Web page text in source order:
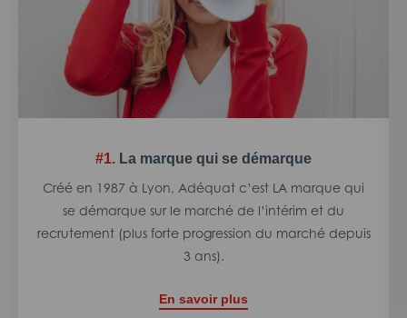
#1. La marque qui se démarque
Créé en 1987 à Lyon, Adéquat c’est LA marque qui
se démarque sur le marché de l’intérim et du
recrutement (plus forte progression du marché depuis
3 ans).
En savoir plus